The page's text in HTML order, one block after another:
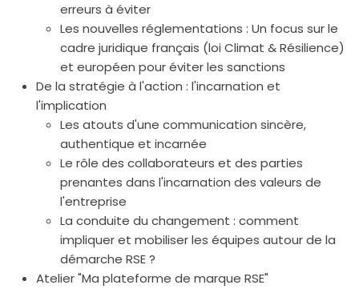
erreurs à éviter
Les nouvelles réglementations : Un focus sur le
cadre juridique français (loi Climat & Résilience)
et européen pour éviter les sanctions
De la stratégie à l'action : l'incarnation et
l'implication
Les atouts d'une communication sincère,
authentique et incarnée
Le rôle des collaborateurs et des parties
prenantes dans l'incarnation des valeurs de
l'entreprise
La conduite du changement : comment
impliquer et mobiliser les équipes autour de la
démarche RSE ?
Atelier "Ma plateforme de marque RSE"